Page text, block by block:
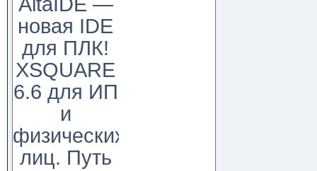
новая IDE
для ПЛК!
XSQUARE
6.6 для ИП
и
физических
лиц. Путь